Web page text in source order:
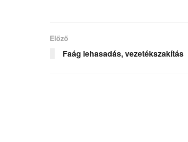
Előző
Faág lehasadás, vezetékszakítás